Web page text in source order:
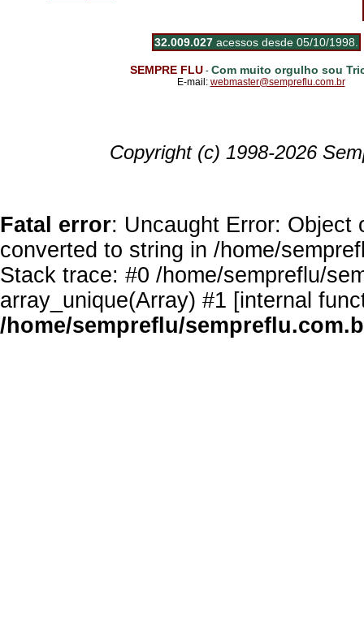
32.009.027 acessos desde 05/10/1998.
SEMPRE FLU- Com muito orgulho sou
E-mail: webmaster@sempreflu.com.br
Copyright (c) 1998-2026
Fatal error: Uncaught Error: Object
converted to string in /home/
Stack trace: #0 /home/sempreflu/
array_unique(Array) #1 [internal
/home/sempreflu/